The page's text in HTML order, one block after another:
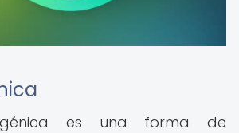
es una forma de